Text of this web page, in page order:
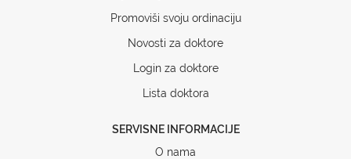
Promoviši svoju ordinaciju
Novosti za doktore
Login za doktore
Lista doktora
SERVISNE INFORMACIJE
O nama